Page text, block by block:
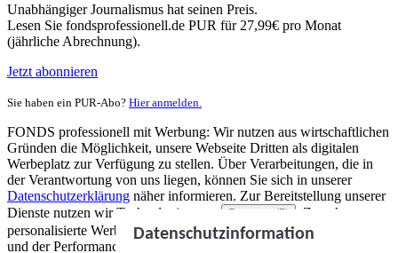
Unabhängiger Journalismus hat seinen Preis.
Lesen Sie fondsprofessionell.de PUR für 27,99€ pro Monat
(jährliche Abrechnung).
Jetzt abonnieren
Sie haben ein PUR-Abo? Hier anmelden.
FONDS professionell mit Werbung: Wir nutzen aus wirtschaftlichen
Gründen die Möglichkeit, unsere Webseite Dritten als digitalen
Werbeplatz zur Verfügung zu stellen. Über Verarbeitungen, die in
der Verantwortung von uns liegen, können Sie sich in unserer
Datenschutzerklärung näher informieren. Zur Bereitstellung unserer
Dienste nutzen wir Technologien von
Partnern (5)
. Zwecke:
personalisierte Werbung und Inhalte, Messung von Werbeleistung
und der Performance von Inhalten sowie Zielgruppenforschung.
Datenschutzinformation